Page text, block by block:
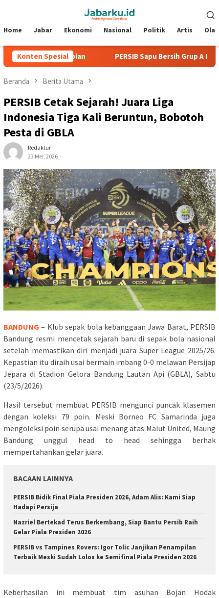
Mobile
Home Jabar Ekonomi Nasional Politik Artis
Konten Spesial
Kebobolan PERSIB Sapu Bersih Grup A Piala
Beranda Berita Utama
PERSIB Cetak Sejarah! Juara Liga
Indonesia Tiga Kali Beruntun, Bobotoh
Pesta di GBLA
Redaktur
23 Mei, 2026
BANDUNG – Klub sepak bola kebanggaan Jawa Barat, PERSIB
Bandung resmi mencetak sejarah baru di sepak bola nasional
setelah memastikan diri menjadi juara Super League 2025/26.
Kepastian itu diraih usai bermain imbang 0-0 melawan Persijap
Jepara di Stadion Gelora Bandung Lautan Api (GBLA), Sabtu
(23/5/2026).
Hasil tersebut membuat PERSIB mengunci puncak klasemen
dengan koleksi 79 poin. Meski Borneo FC Samarinda juga
mengoleksi poin serupa usai menang atas Malut United, Maung
Bandung unggul head to head sehingga berhak
mempertahankan gelar juara.
BACAAN LAINNYA
PERSIB Bidik Final Piala Presiden 2026, Adam Alis: Kami Siap
Hadapi Persija
Nazriel Bertekad Terus Berkembang, Siap Bantu Persib Raih
Gelar Piala Presiden 2026
PERSIB vs Tampines Rovers: Igor Tolic Janjikan Penampilan
Terbaik Meski Sudah Lolos ke Semifinal Piala Presiden 2026
Keberhasilan ini membuat tim asuhan Bojan Hodak